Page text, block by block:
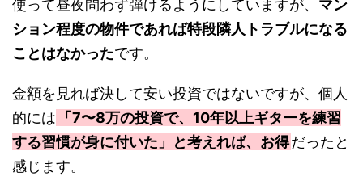
使って昼夜問わず弾けるようにしていますが、 マン
ション程度の物件であれば特段隣人トラブルになる
ことはなかったです。
金額を見れば決して安い投資ではないですが、個人
的には
「7〜8万の投資で、10年以上ギターを練習
する習慣が身に付いた」と考えれば、お得だったと
感じます。